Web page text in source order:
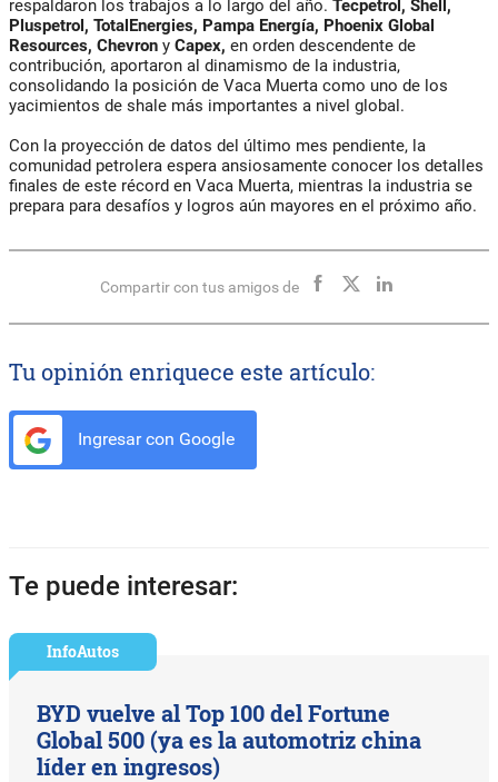
respaldaron los trabajos a lo largo del año. Tecpetrol, Shell,
Pluspetrol, TotalEnergies, Pampa Energía, Phoenix Global
Resources, Chevron y Capex, en orden descendente de
contribución, aportaron al dinamismo de la industria,
consolidando la posición de Vaca Muerta como uno de los
yacimientos de shale más importantes a nivel global.
Con la proyección de datos del último mes pendiente, la
comunidad petrolera espera ansiosamente conocer los detalles
finales de este récord en Vaca Muerta, mientras la industria se
prepara para desafíos y logros aún mayores en el próximo año.
Compartir con tus amigos de
Tu opinión enriquece este artículo:
Ingresar con Google
Te puede interesar:
InfoAutos
BYD vuelve al Top 100 del Fortune
Global 500 (ya es la automotriz china
líder en ingresos)